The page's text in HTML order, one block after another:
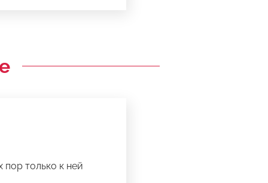
только к ней